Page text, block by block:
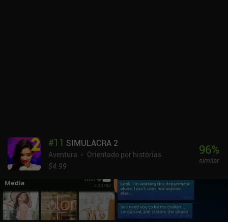
#11 SIMULACRA 2
Aventura
Orientado por histórias
$4.99
96%
similar